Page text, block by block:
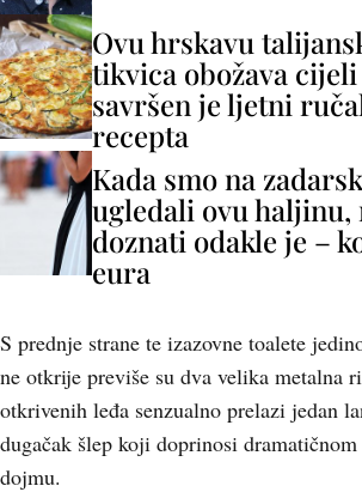
Ovu hrskavu
tikvica obožava
savršen je ljetni
recepta
Kada smo na
ugledali ovu haljinu,
doznati odakle je –
eura
S prednje strane te izazovne toalete
ne otkrije previše su dva velika metalna
otkrivenih leđa senzualno prelazi jedan
dugačak šlep koji doprinosi
dojmu.